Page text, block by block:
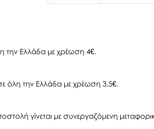
την Ελλάδα με χρέωση 4€.
όλη την Ελλάδα με χρέωση 3,5€.
γίνεται με συνεργαζόμενη